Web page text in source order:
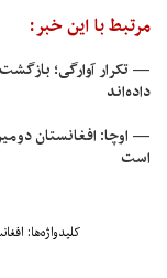
مرتبط با این خبر:
— تکرار آوارگی؛
داده‌اند
— اوچا: افغانستان
است
کلیدواژه‌ها: